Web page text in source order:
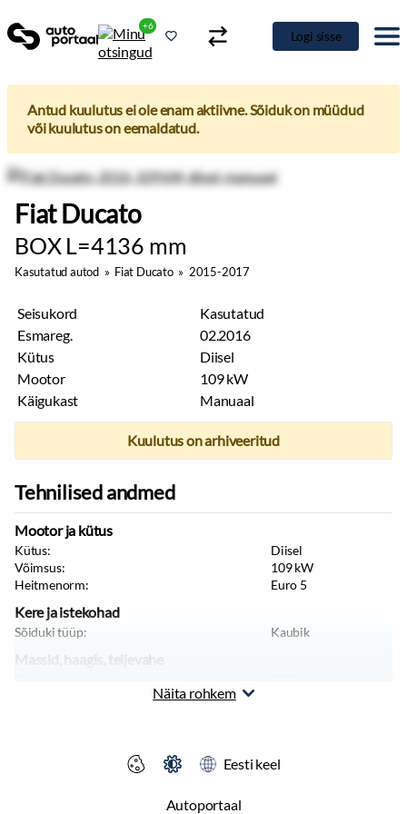
+6
Logi sisse
Antud kuulutus ei ole enam aktiivne. Sõiduk on müüdud
või kuulutus on eemaldatud.
Fiat Ducato
BOX L=4136 mm
Kasutatud autod » Fiat Ducato» 2015-2017
Seisukord
Kasutatud
Esmareg.
02.2016
Kütus
Diisel
Mootor
109 kW
Käigukast
Manuaal
Kuulutus on arhiveeritud
Tehnilised andmed
Mootor ja kütus
Kütus:
Diisel
Võimsus:
109kW
Heitmenorm:
Euro 5
Kere ja istekohad
Sõiduki tüüp: Kaubik
Massid, haagis, teljevahe
Näita rohkem
Autoportaal
Eesti keel